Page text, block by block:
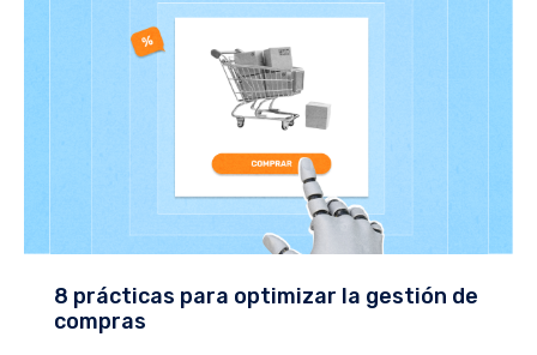
8 prácticas para optimizar la gestión de
compras